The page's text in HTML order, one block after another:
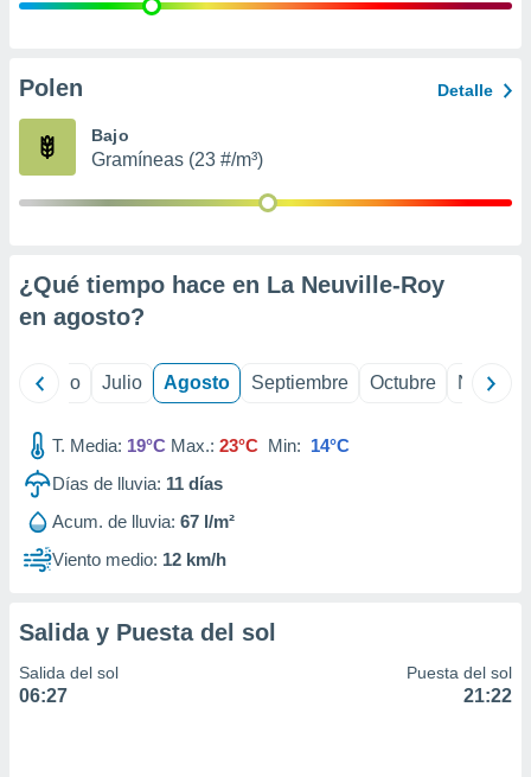
e
publicidad
Polen Detalle
Bajo
Gramíneas (23 #/m³)
¿Qué tiempo hace en La Neuville-Roy
en agosto?
Junio Julio Agosto Septiembre Octubre
T. Media: 19°C Max.: 23°C Min: 14°C
Días de lluvia: 11 días
Acum. de lluvia: 67 l/m²
Viento medio: 12 km/h
Salida y Puesta del sol
Salida del sol
06:27
Puesta del sol
21:22